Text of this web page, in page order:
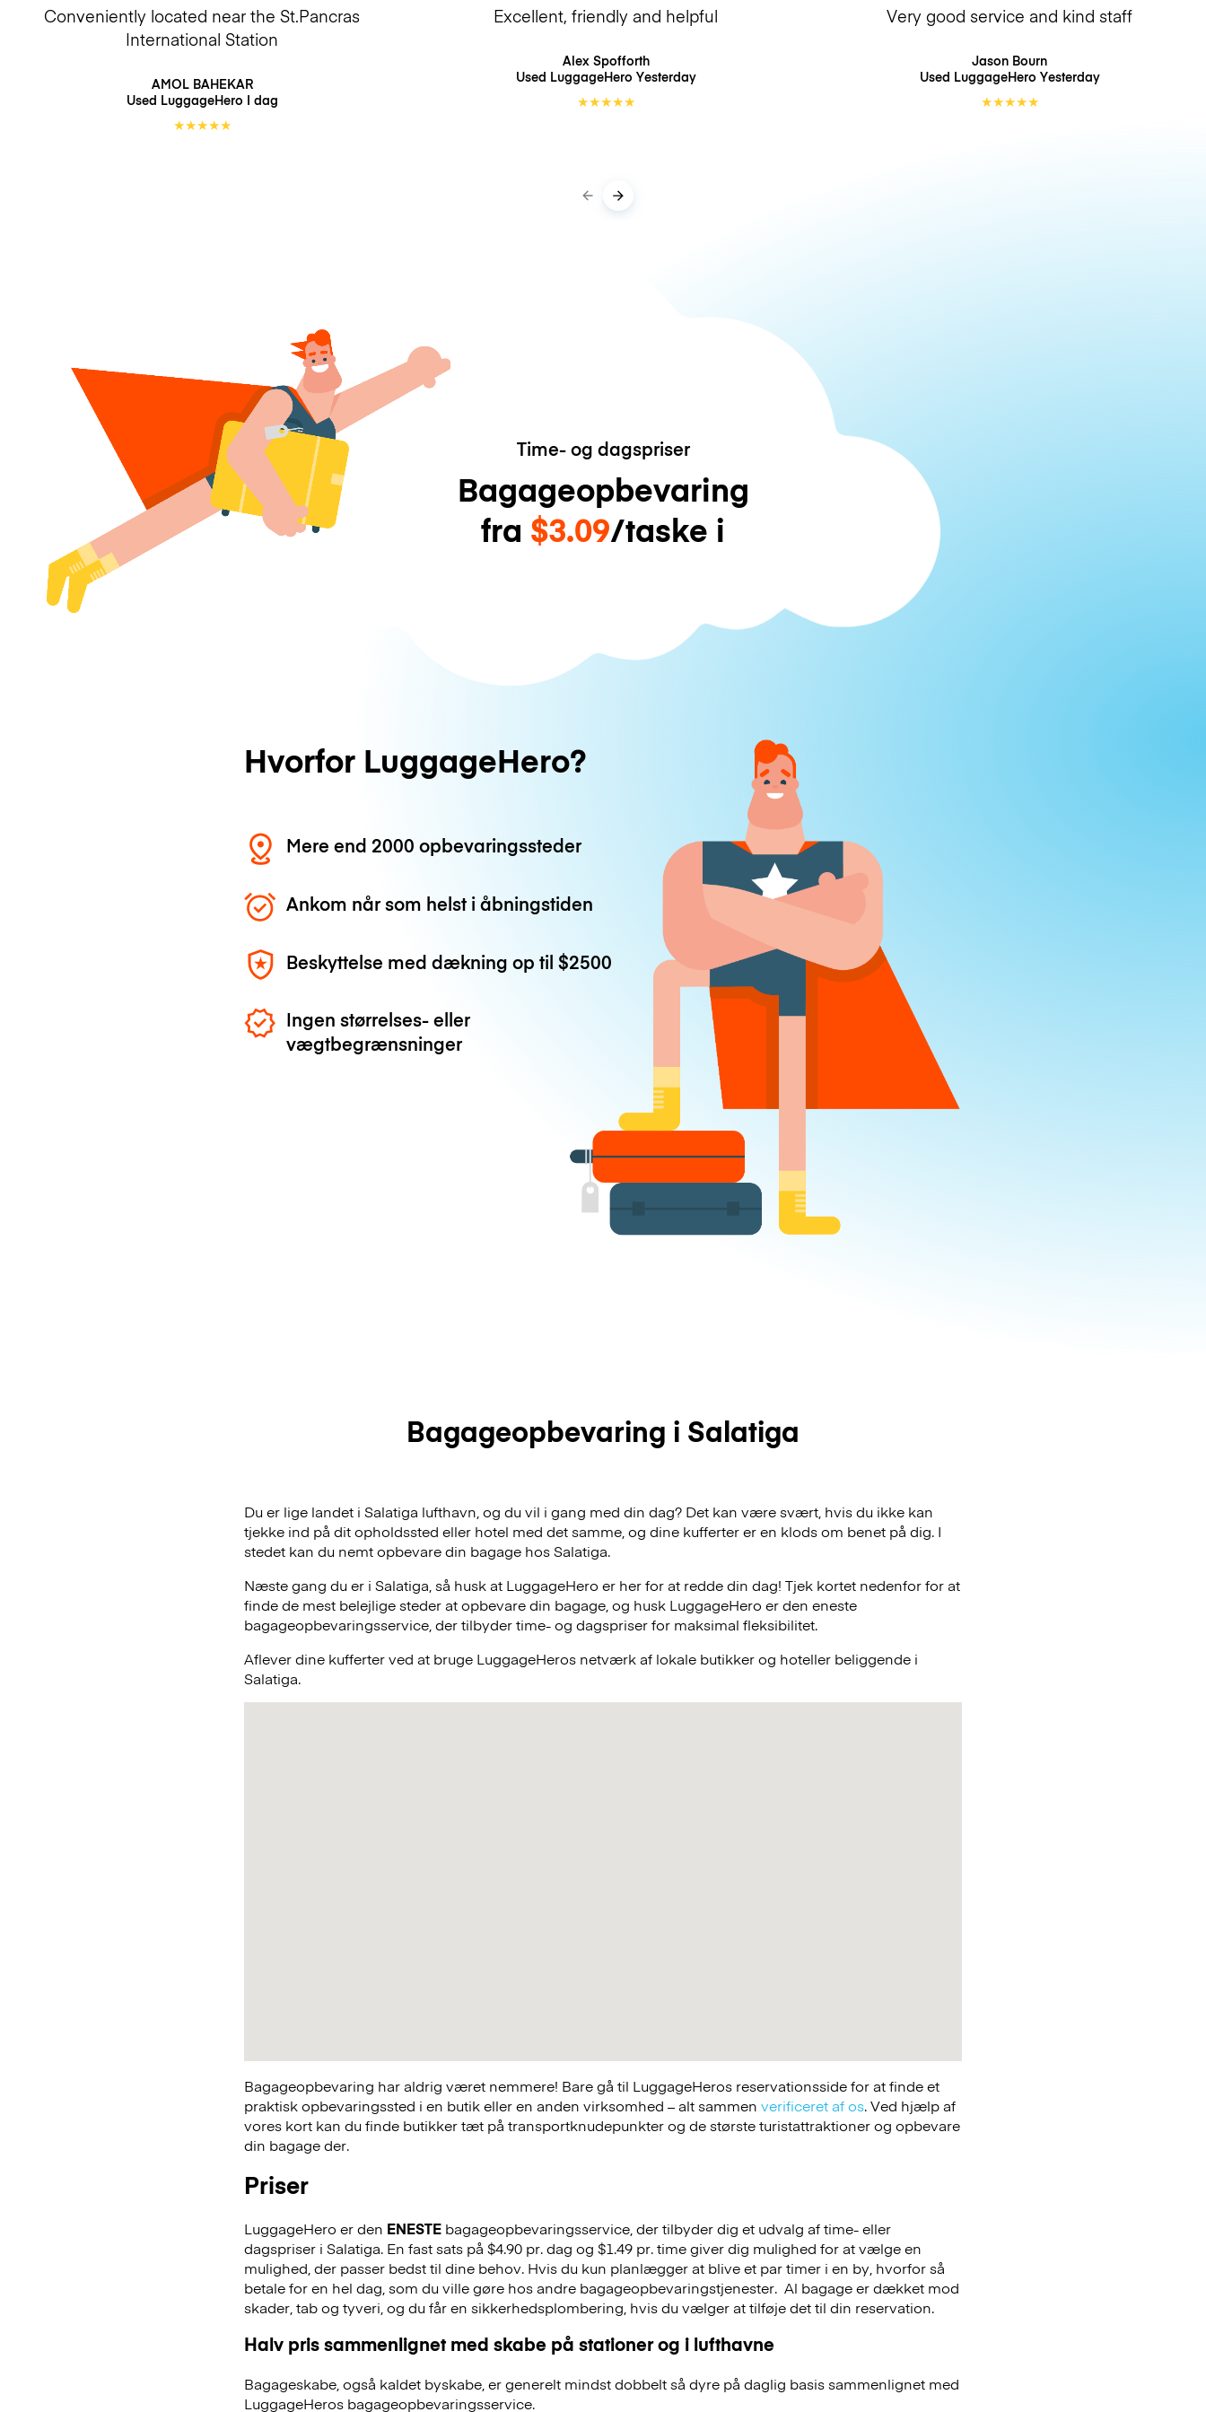
Conveniently located near the St.Pancras
International Station
AMOL BAHEKAR
Used LuggageHero I dag
★★★★★
Excellent, friendly and helpful
Alex Spofforth
Used LuggageHero Yesterday
★★★★★
Very good service and kind staff
Jason Bourn
Used LuggageHero Yesterday
★★★★★
Time- og dagspriser
Bagageopbevaring
fra $3.09/taske i
Hvorfor LuggageHero?
Mere end 2000 opbevaringssteder
Ankom når som helst i åbningstiden
Beskyttelse med dækning op til$2500
Ingen størrelses- eller
vægtbegrænsninger
Bagageopbevaring i Salatiga
Du er lige landet i Salatiga lufthavn, og du vil i gang med din dag? Det kan være svært, hvis du ikke kan
tjekke ind på dit opholdssted eller hotel med det samme, og dine kufferter er en klods om benet på dig. I
stedet kan du nemt opbevare din bagage hos Salatiga.
Næste gang du er i Salatiga, så husk at LuggageHero er her for at redde din dag! Tjek kortet nedenfor for at
finde de mest belejlige steder at opbevare din bagage, og husk LuggageHero er den eneste
bagageopbevaringsservice, der tilbyder time- og dagspriser for maksimal fleksibilitet.
Aflever dine kufferter ved at bruge LuggageHeros netværk af lokale butikker og hoteller beliggende i
Salatiga.
Bagageopbevaring har aldrig været nemmere! Bare gå til LuggageHeros reservationsside for at finde et
praktisk opbevaringssted i en butik eller en anden virksomhed – alt sammen verificeret af os. Ved hjælp af
vores kort kan du finde butikker tæt på transportknudepunkter og de største turistattraktioner og opbevare
din bagage der.
Priser
LuggageHero er den ENESTE bagageopbevaringsservice, der tilbyder dig et udvalg af time- eller
dagspriser i Salatiga. En fast sats på $4.90 pr. dag og $1.49 pr. time giver dig mulighed for at vælge en
mulighed, der passer bedst til dine behov. Hvis du kun planlægger at blive et par timer i en by, hvorfor så
betale for en hel dag, som du ville gøre hos andre bagageopbevaringstjenester. Al bagage er dækket mod
skader, tab og tyveri, og du får en sikkerhedsplombering, hvis du vælger at tilføje det til din reservation.
Halv pris sammenlignet med skabe på stationer og i lufthavne
Bagageskabe, også kaldet byskabe, er generelt mindst dobbelt så dyre på daglig basis sammenlignet med
LuggageHeros bagageopbevaringsservice.